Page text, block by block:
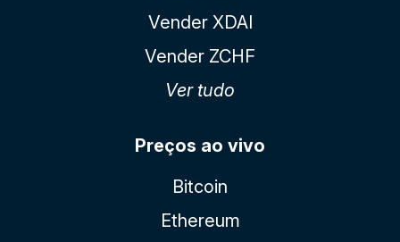
Vender XDAI
Vender ZCHF
Ver tudo
Preços ao vivo
Bitcoin
Ethereum